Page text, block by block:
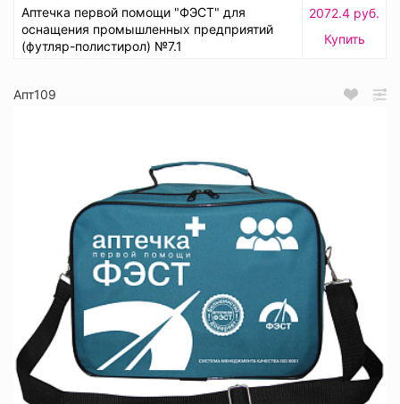
Аптечка первой помощи "ФЭСТ" для
оснащения промышленных предприятий
(футляр-полистирол) №7.1
2072.4 руб.
Купить
Апт109